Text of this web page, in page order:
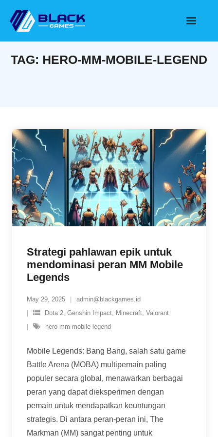
content
TAG: HERO-MM-MOBILE-LEGEND
Strategi pahlawan epik untuk
mendominasi peran MM Mobile
Legends
May 29, 2025
admin@blackgames.id
Dota 2, Genshin Impact, Minecraft, Valorant
hero-mm-mobile-legend
Mobile Legends: Bang Bang, salah satu game
Battle Arena (MOBA) multipemain paling
populer secara global, menawarkan berbagai
peran yang dapat dieksperimen dengan
pemain untuk mendapatkan keuntungan
strategis. Di antara peran-peran ini, The
Markman (MM) sangat penting untuk